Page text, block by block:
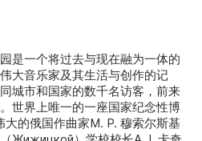
是一个将过去与现在融为一体的
大音乐家及其生活与创作的记
城市和国家的数千名访客，前来
世界上唯一的一座国家纪念性博
的俄国作曲家M. P. 穆索尔斯基